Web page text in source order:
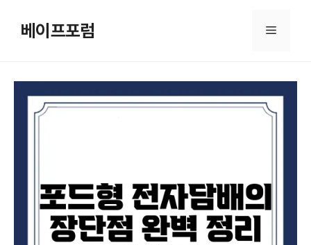
베이프포럼 메